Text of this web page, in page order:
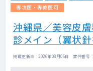
専攻医・専修医可
沖縄県／美容皮
診メイン（翼状針
掲載更新日 : 2026年08月06日 案件番号 :